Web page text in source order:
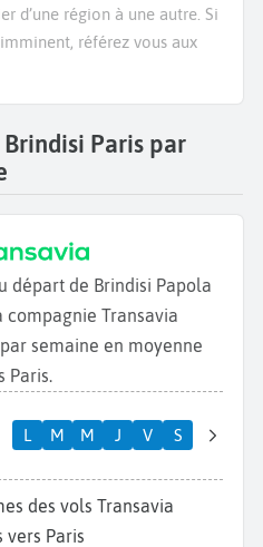
d’une région à une autre. Si
référez vous aux
Paris par
départ de Brindisi Papola
compagnie Transavia
semaine en moyenne
Paris.
L M M J V S
vers Paris